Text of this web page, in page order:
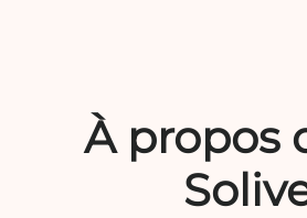
À propos